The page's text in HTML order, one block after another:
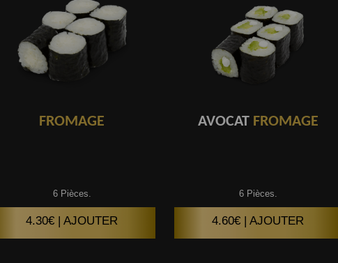
FROMAGE
6 Pièces.
4.30€ | AJOUTER
AVOCATFROMAGE
6 Pièces.
4.60€ | AJOUTER